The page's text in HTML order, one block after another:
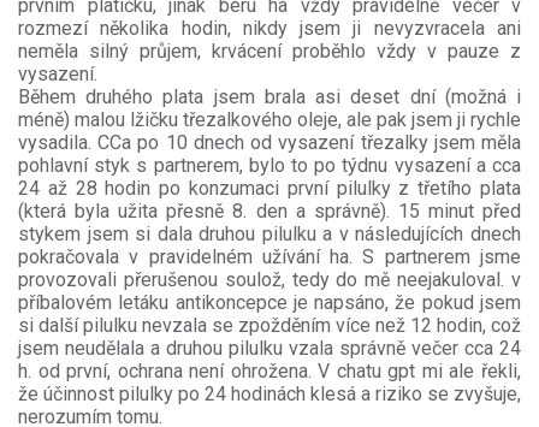
prvním platíčku, jinak beru ha vždy pravidelně večer v
rozmezí několika hodin, nikdy jsem ji nevyzvracela ani
neměla silný průjem, krvácení proběhlo vždy v pauze z
vysazení.
Během druhého plata jsem brala asi deset dní (možná i
méně) malou lžičku třezalkového oleje, ale pak jsem ji rychle
vysadila. CCa po 10 dnech od vysazení třezalky jsem měla
pohlavní styk s partnerem, bylo to po týdnu vysazení a cca
24 až 28 hodin po konzumaci první pilulky z třetího plata
(která byla užita přesně 8. den a správně). 15 minut před
stykem jsem si dala druhou pilulku a v následujících dnech
pokračovala v pravidelném užívání ha. S partnerem jsme
provozovali přerušenou soulož, tedy do mě neejakuloval. v
příbalovém letáku antikoncepce je napsáno, že pokud jsem
si další pilulku nevzala se zpožděním více než 12 hodin, což
jsem neudělala a druhou pilulku vzala správně večer cca 24
h. od první, ochrana není ohrožena. V chatu gpt mi ale řekli,
že účinnost pilulky po 24 hodinách klesá a riziko se zvyšuje,
nerozumím tomu.